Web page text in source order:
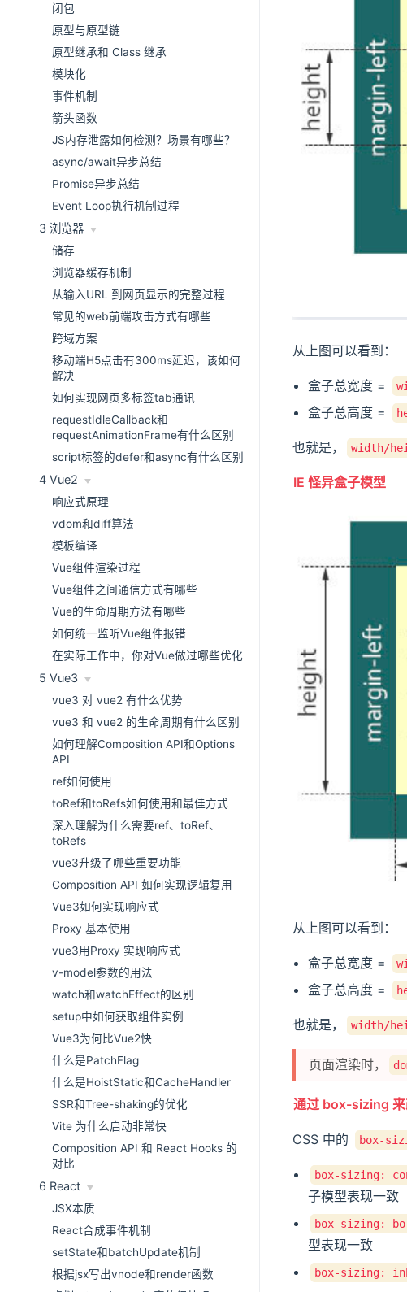
闭包
原型与原型链
原型继承和 Class 继承
模块化
事件机制
箭头函数
JS内存泄露如何检测？场景有哪些？
async/await异步总结
Promise异步总结
Event Loop执行机制过程
3 浏览器
储存
浏览器缓存机制
从输入URL 到网页显示的完整过程
常见的web前端攻击方式有哪些
跨域方案
移动端H5点击有300ms延迟，该如何
解决
如何实现网页多标签tab通讯
requestIdleCallback和
requestAnimationFrame有什么区别
script标签的defer和async有什么区别
4 Vue2
响应式原理
vdom和diff算法
模板编译
Vue组件渲染过程
Vue组件之间通信方式有哪些
Vue的生命周期方法有哪些
如何统一监听Vue组件报错
在实际工作中，你对Vue做过哪些优化
5 Vue3
vue3 对 vue2 有什么优势
vue3 和 vue2 的生命周期有什么区别
如何理解Composition API和Options
API
ref如何使用
toRef和toRefs如何使用和最佳方式
深入理解为什么需要ref、toRef、
toRefs
vue3升级了哪些重要功能
Composition API 如何实现逻辑复用
Vue3如何实现响应式
Proxy 基本使用
vue3用Proxy 实现响应式
v-model参数的用法
watch和watchEffect的区别
setup中如何获取组件实例
Vue3为何比Vue2快
什么是PatchFlag
什么是HoistStatic和CacheHandler
SSR和Tree-shaking的优化
Vite 为什么启动非常快
Composition API 和 React Hooks 的
对比
6 React
JSX本质
React合成事件机制
setState和batchUpdate机制
根据jsx写出vnode和render函数
从上图可以看到：
盒子总宽度 =
盒子总高度 =
也就是， width/
IE 怪异盒子模型
从上图可以看到：
盒子总宽度 =
盒子总高度 =
也就是， width/
页面渲染时，
通过 box-sizing 来
CSS 中的 box-
box-sizing:
子模型表现一致
box-sizing:
型表现一致
box-sizing: